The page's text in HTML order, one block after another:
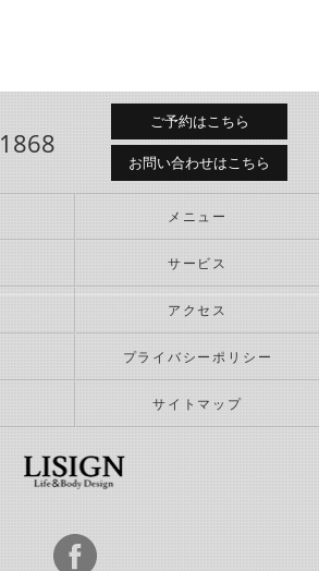
ご予約はこちら
お問い合わせはこちら
メニュー
サービス
アクセス
プライバシーポリシー
サイトマップ